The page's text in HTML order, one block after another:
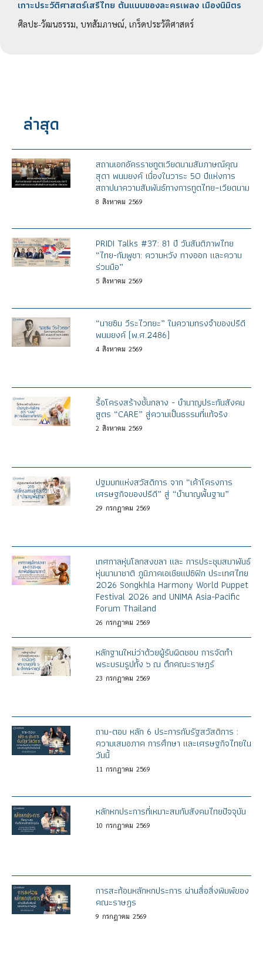
เกาะประวัติศาสตร์เสรีไทย ต้นแบบของละครเพลง เมืองนิมิตร
ศิลปะ-วัฒนธรรม, บทสัมภาษณ์, เกร็ดประวัติศาสตร์
ล่าสุด
สถานเอกอัครราชทูตเวียดนามสัมภาษณ์คุณ
สุดา พนมยงค์ เนื่องในวาระ 50 ปีแห่งการ
สถาปนาความสัมพันธ์ทางการทูตไทย–เวียดนาม
8 สิงหาคม 2569
PRIDI Talks #37: 81 ปี วันสันติภาพไทย
“ไทย-กัมพูชา: ความหวัง ทางออก และความ
ร่วมมือ”
5 สิงหาคม 2569
“นายซิม วีระไวทยะ” ในความทรงจำของปรีดี
พนมยงค์ (พ.ศ.2486)
4 สิงหาคม 2569
รื้อโครงสร้างชั้นกลาง - บำนาญประกันสังคม
สูตร “CARE” สู่ความเป็นธรรมที่แท้จริง
2 สิงหาคม 2569
ปฐมบทแห่งสวัสดิการ จาก “เค้าโครงการ
เศรษฐกิจของปรีดี” สู่ “บำนาญพื้นฐาน”
29 กรกฎาคม 2569
เทศกาลหุ่นโลกสงขลา และ การประชุมสมาพันธ์
หุ่นนานาชาติ ภูมิภาคเอเชียแปซิฟิก ประเทศไทย
2026 Songkhla Harmony World Puppet
Festival 2026 and UNIMA Asia-Pacific
Forum Thailand
26 กรกฎาคม 2569
หลักฐานใหม่ว่าด้วยผู้รับผิดชอบ การจัดทำ
พระบรมรูปทั้ง ๖ ณ ตึกคณะราษฎร์
23 กรกฎาคม 2569
ถาม-ตอบ หลัก 6 ประการกับรัฐสวัสดิการ :
ความเสมอภาค การศึกษา และเศรษฐกิจไทยใน
วันนี้
11 กรกฎาคม 2569
หลักหกประการที่เหมาะสมกับสังคมไทยปัจจุบัน
10 กรกฎาคม 2569
การสะท้อนหลักหกประการ ผ่านสื่อสิ่งพิมพ์ของ
คณะราษฎร
9 กรกฎาคม 2569